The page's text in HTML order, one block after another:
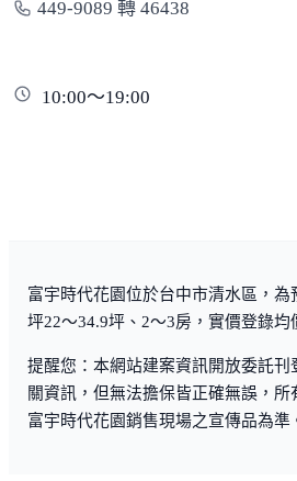
449-9089 轉 46438
10:00～19:00
富宇時代花園位於台中市清水區，為
坪22～34.9坪、2～3房，實價登錄均
提醒您：本網站建案資訊開放委託刊
關資訊，但無法擔保皆正確無誤，
富宇時代花園銷售現場之宣傳品為準